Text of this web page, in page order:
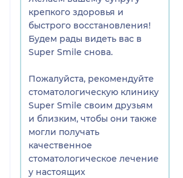
крепкого здоровья и
быстрого восстановления!
Будем рады видеть вас в
Super Smile снова.
Пожалуйста, рекомендуйте
стоматологическую клинику
Super Smile своим друзьям
и близким, чтобы они также
могли получать
качественное
стоматологическое лечение
у настоящих